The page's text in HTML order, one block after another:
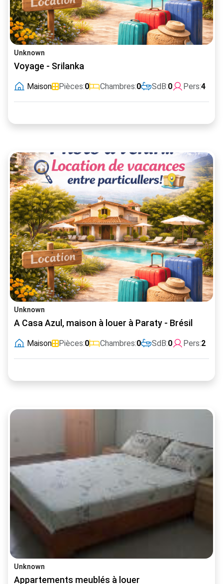
Unknown
Voyage - Srilanka
Maison Pièces:0 Chambres:0 SdB:0 Pers:4
Unknown
A Casa Azul, maison à louer à Paraty - Brésil
Maison Pièces:0 Chambres:0 SdB:0 Pers:2
Unknown
Appartements meublés à louer